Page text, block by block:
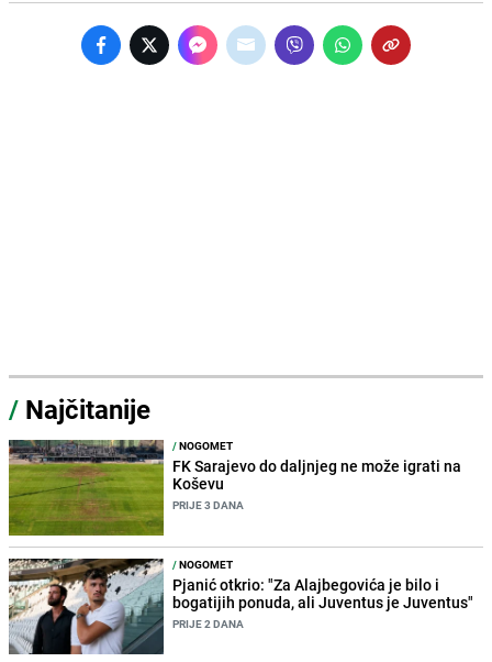
/ Najčitanije
/NOGOMET
FK Sarajevo do daljnjeg ne može igrati na
Koševu
PRIJE 3 DANA
/NOGOMET
Pjanić otkrio: "Za Alajbegovića je bilo i
bogatijih ponuda, ali Juventus je Juventus"
PRIJE 2 DANA